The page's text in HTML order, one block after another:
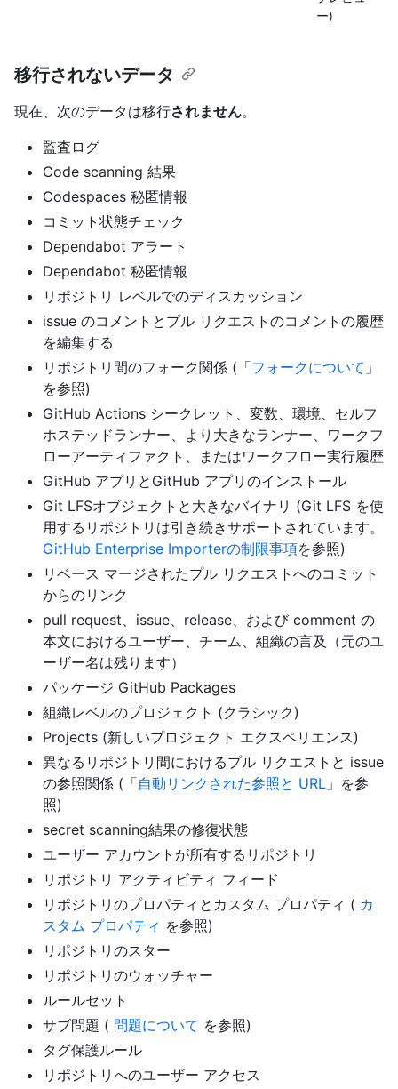
ー)
移行されないデータ
現在、次のデータは移行されません。
監査ログ
Code scanning 結果
Codespaces 秘匿情報
コミット状態チェック
Dependabot アラート
Dependabot 秘匿情報
リポジトリ レベルでのディスカッション
issue のコメントとプル リクエストのコメントの履歴
を編集する
リポジトリ間のフォーク関係 (「フォークについて 」
を参照)
GitHub Actions シークレット、変数、環境、セルフ
ホステッドランナー、より大きなランナー、ワークフ
ローアーティファクト、またはワークフロー実行履歴
GitHub アプリとGitHub アプリのインストール
Git LFSオブジェクトと大きなバイナリ (Git LFS を使
用するリポジトリは引き続きサポートされています。
GitHub Enterprise Importerの制限事項を参照)
リベース マージされたプル リクエストへのコミット
からのリンク
pull request、issue、release、および comment の
本文におけるユーザー、チーム、組織の言及（元のユ
ーザー名は残ります）
パッケージ GitHub Packages
組織レベルのプロジェクト (クラシック)
Projects (新しいプロジェクト エクスペリエンス)
異なるリポジトリ間におけるプル リクエストと issue
の参照関係 (「自動リンクされた参照と URL 」を参
照)
secret scanning結果の修復状態
ユーザー アカウントが所有するリポジトリ
リポジトリ アクティビティ フィード
リポジトリのプロパティとカスタム プロパティ ( カ
スタム プロパティ を参照)
リポジトリのスター
リポジトリのウォッチャー
ルールセット
サブ問題 ( 問題について を参照)
タグ保護ルール
リポジトリへのユーザー アクセス